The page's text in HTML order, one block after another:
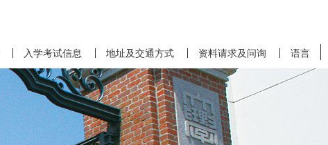
入学考试信息 地址及交通方式 资料请求及问询 语言